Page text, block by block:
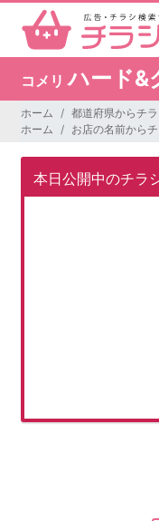
コメリハード&
ホーム 都道府県からチ
ホーム
お店の名前から
本日公開中のチラ